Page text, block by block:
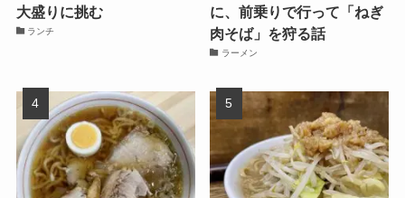
大盛りに挑む
ランチ
に、前乗りで行って「ねぎ
肉そば」を狩る話
ラーメン